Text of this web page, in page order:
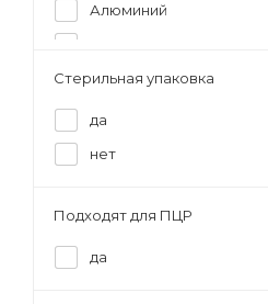
Алюминий
Дерево
Полипропилен
Стерильная упаковка
да
нет
Подходят для ПЦР
да